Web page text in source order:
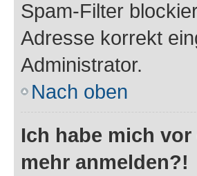
Spam-Filter
Adresse korrekt
Administrator.
Nach oben
Ich habe mich
mehr anmelden?!